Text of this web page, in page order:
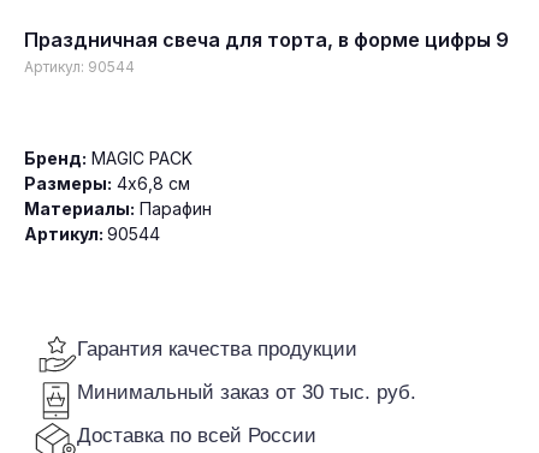
Праздничная свеча для торта, в форме цифры 9
Артикул: 90544
Бренд: MAGIC PACK
Размеры: 4х6,8 см
Материалы: Парафин
Артикул: 90544
Гарантия качества продукции